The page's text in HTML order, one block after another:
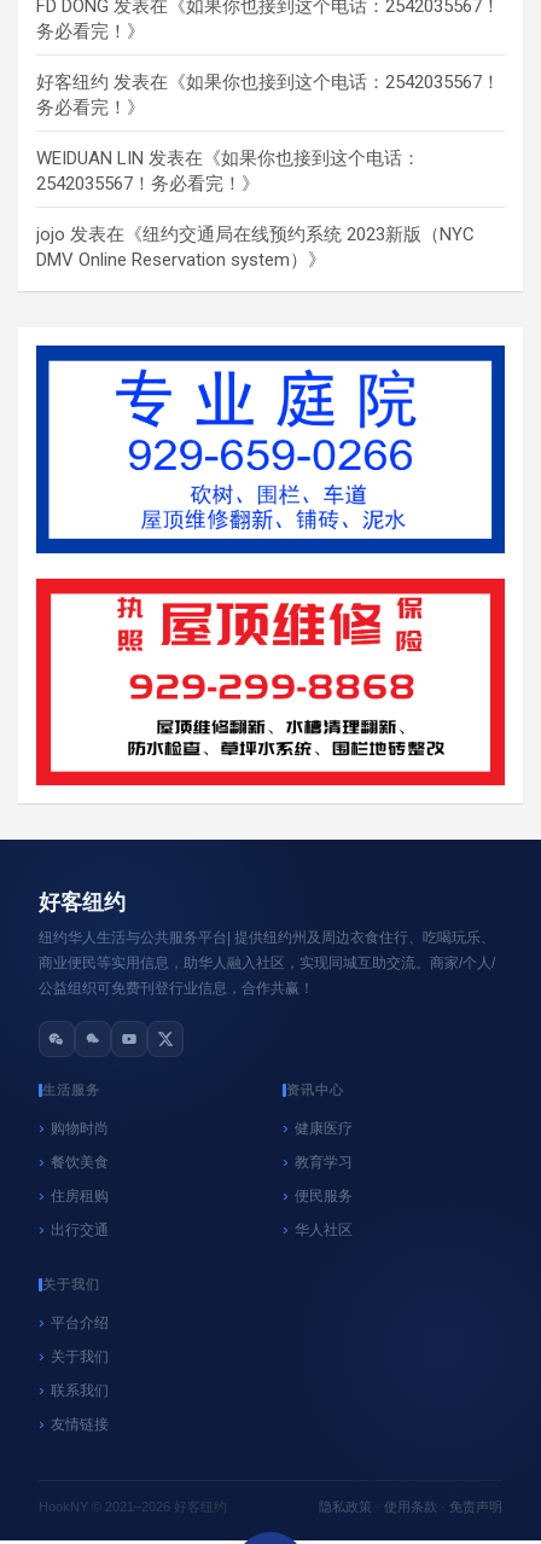
FD DONG 发表在《如果你也接到这个电话：2542035567！
务必看完！ 》
好客纽约 发表在《如果你也接到这个电话：2542035567！
务必看完！ 》
WEIDUAN LIN 发表在《如果你也接到这个电话：
2542035567！务必看完！ 》
jojo 发表在《纽约交通局在线预约系统 2023新版（NYC
DMV Online Reservation system） 》
心系纽约
NYC官方垃圾桶执法再延期！9月8日前未使用官
06/18/2026
好客纽约
纽约华人生活与公共服务平台| 提供纽约州及周边衣食住行、吃喝玩乐、
商业便民等实用信息，助华人融入社区，实现同城互助交流。商家/个人/
公益组织可免费刊登行业信息，合作共赢！
生活服务
购物时尚
餐饮美食
住房租购
出行交通
资讯中心
健康医疗
教育学习
便民服务
华人社区
关于我们
平台介绍
关于我们
联系我们
友情链接
HookNY © 2021–2026 好客纽约 隐私政策 · 使用条款 · 免责声明